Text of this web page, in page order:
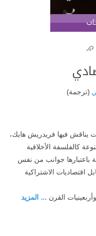
(ترجمة)
يناقش فيها فريدريش هايك،
كالفلسفة الأخلاقية
باعتبارها جوانب من نفس
اقتصاديات الاشتراكية
القرن ... المزيد